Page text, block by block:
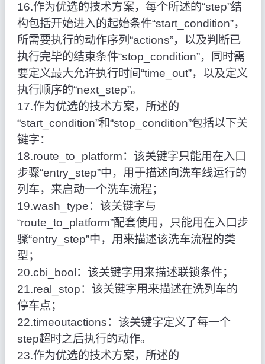
16.作为优选的技术方案，每个所述的“step”结
构包括开始进入的起始条件“start_condition”，
所需要执行的动作序列“actions”，以及判断已
执行完毕的结束条件“stop_condition”，同时需
要定义最大允许执行时间“time_out”，以及定义
执行顺序的“next_step”。
17.作为优选的技术方案，所述的
“start_condition”和“stop_condition”包括以下关
键字：
18.route_to_platform：该关键字只能用在入口
步骤“entry_step”中，用于描述向洗车线运行的
列车，来启动一个洗车流程；
19.wash_type：该关键字与
“route_to_platform”配套使用，只能用在入口步
骤“entry_step”中，用来描述该洗车流程的类
型；
20.cbi_bool：该关键字用来描述联锁条件；
21.real_stop：该关键字用来描述在洗列车的
停车点；
22.timeoutactions：该关键字定义了每一个
step超时之后执行的动作。
23.作为优选的技术方案，所述的